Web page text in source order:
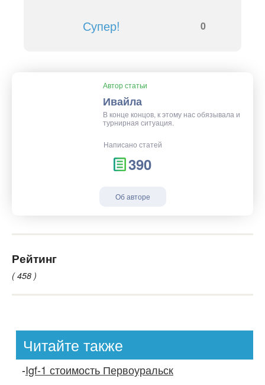
Супер! 0
Автор статьи
Ивайла
В конце концов, к этому нас обязывала и
турнирная ситуация.
Написано статей
390
Об авторе
Рейтинг
( 458 )
Читайте также
-Igf-1 стоимость Первоуральск